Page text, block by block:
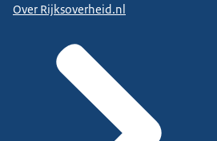
Over Rijksoverheid.nl